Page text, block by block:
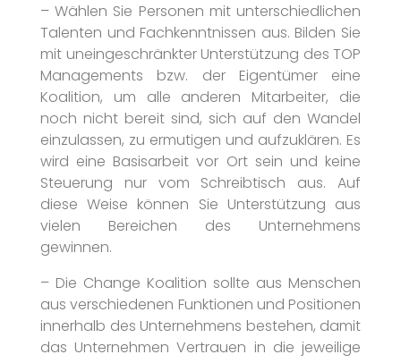
– Wählen Sie Personen mit unterschiedlichen
Talenten und Fachkenntnissen aus. Bilden Sie
mit uneingeschränkter Unterstützung des TOP
Managements bzw. der Eigentümer eine
Koalition, um alle anderen Mitarbeiter, die
noch nicht bereit sind, sich auf den Wandel
einzulassen, zu ermutigen und aufzuklären. Es
wird eine Basisarbeit vor Ort sein und keine
Steuerung nur vom Schreibtisch aus. Auf
diese Weise können Sie Unterstützung aus
vielen Bereichen des Unternehmens
gewinnen.
– Die Change Koalition sollte aus Menschen
aus verschiedenen Funktionen und Positionen
innerhalb des Unternehmens bestehen, damit
das Unternehmen Vertrauen in die jeweilige